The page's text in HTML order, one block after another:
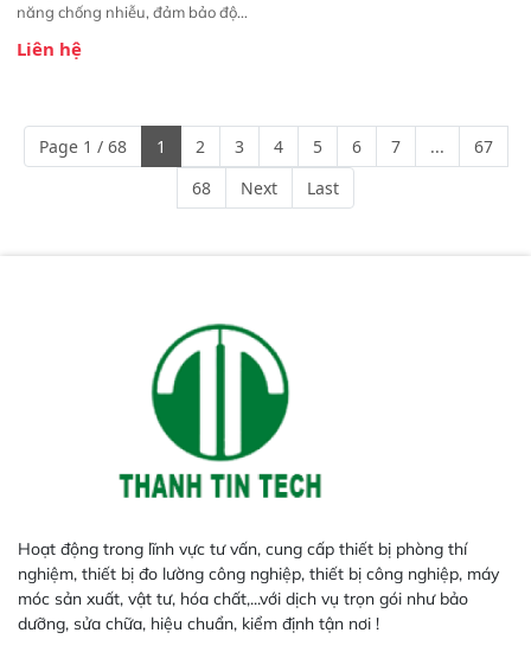
năng chống nhiễu, đảm bảo độ
Phạm vi ứng dụng rộng: Đáp ứng
ngành công nghiệp khác nhau. 
Độ nhạy cao: Trang bị đầu dò
InGaAs độ nhạy cao, cung cấp
phản hồi phổ tuyến tính đầy đủ,
đảm bảo độ chính xác và khả
Liên hệ
Page 1 / 68 1 2 3 4 5 6 7 ...
67
68
Next Last
Hoạt động trong lĩnh vực tư vấn, cung cấp thiết bị phòng thí
nghiệm, thiết bị đo lường công nghiệp, thiết bị công nghiệp, máy
móc sản xuất, vật tư, hóa chất,...với dịch vụ trọn gói như bảo
dưỡng, sửa chữa, hiệu chuẩn, kiểm định tận nơi !